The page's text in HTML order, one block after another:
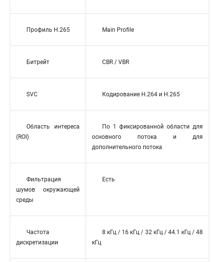
Профиль H.265 Main Profile
Битрейт CBR / VBR
SVC Кодирование H.264 и H.265
Область интереса
(ROI)
По 1 фиксированной области для
основного потока и для
дополнительного потока
Фильтрация
шумов окружающей
среды
Есть
Частота
дискретизации
8 кГц / 16 кГц / 32 кГц / 44.1 кГц / 48
кГц